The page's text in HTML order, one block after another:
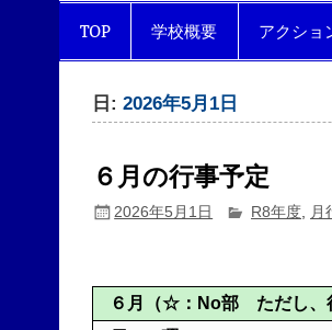
TOP 学校概要 アクショ
日:2026年5月1日
６月の行事予定
2026年5月1日 R8年度, 月
６月
（☆：No部 ただし、